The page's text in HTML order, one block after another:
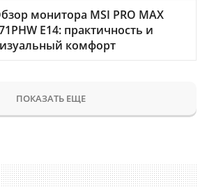
монитора MSI PRO MAX
E14: практичность и
комфорт
ПОКАЗАТЬ ЕЩЕ